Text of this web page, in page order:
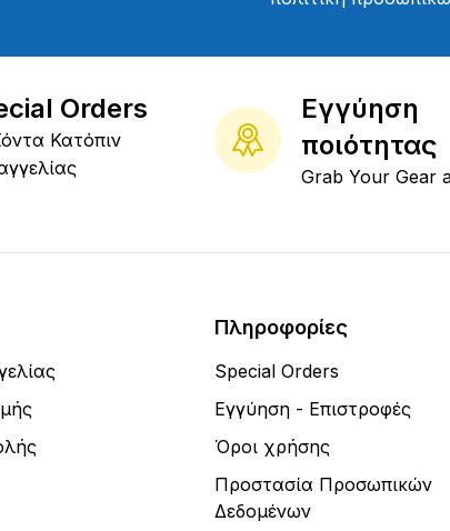
Orders
Κατόπιν
Εγγύηση
ποιότητας
Grab Your Gear
Πληροφορίες
Special Orders
Εγγύηση - Επιστροφές
Όροι χρήσης
Προστασία Προσωπικών
Δεδομένων